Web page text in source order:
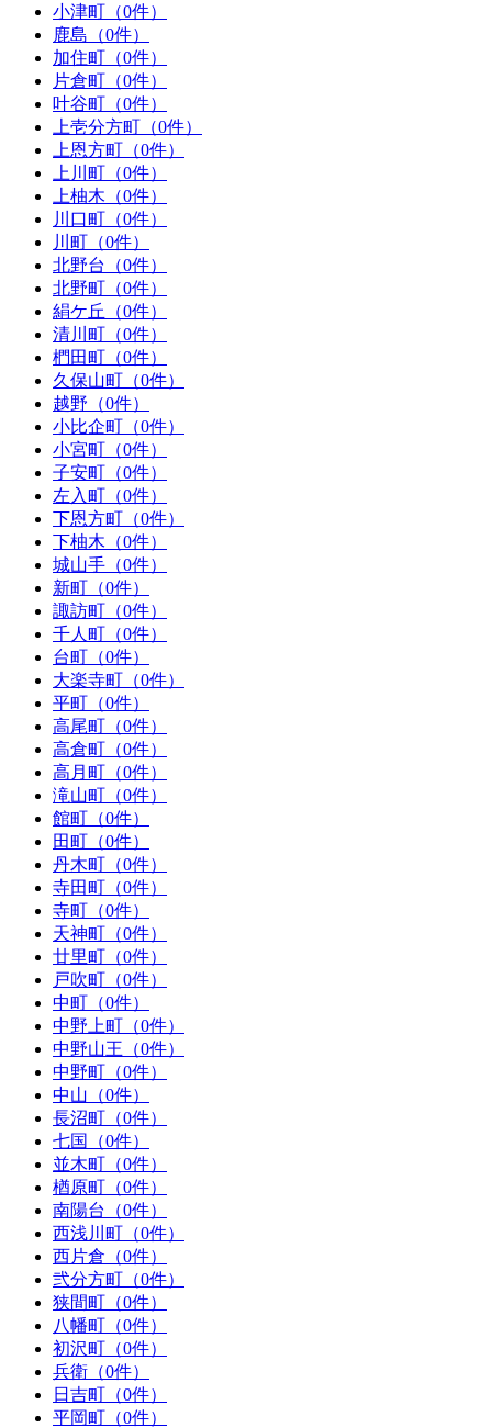
小津町（0件）
鹿島（0件）
加住町（0件）
片倉町（0件）
叶谷町（0件）
上壱分方町（0件）
上恩方町（0件）
上川町（0件）
上柚木（0件）
川口町（0件）
川町（0件）
北野台（0件）
北野町（0件）
絹ケ丘（0件）
清川町（0件）
椚田町（0件）
久保山町（0件）
越野（0件）
小比企町（0件）
小宮町（0件）
子安町（0件）
左入町（0件）
下恩方町（0件）
下柚木（0件）
城山手（0件）
新町（0件）
諏訪町（0件）
千人町（0件）
台町（0件）
大楽寺町（0件）
平町（0件）
高尾町（0件）
高倉町（0件）
高月町（0件）
滝山町（0件）
館町（0件）
田町（0件）
丹木町（0件）
寺田町（0件）
寺町（0件）
天神町（0件）
廿里町（0件）
戸吹町（0件）
中町（0件）
中野上町（0件）
中野山王（0件）
中野町（0件）
中山（0件）
長沼町（0件）
七国（0件）
並木町（0件）
楢原町（0件）
南陽台（0件）
西浅川町（0件）
西片倉（0件）
弐分方町（0件）
狭間町（0件）
八幡町（0件）
初沢町（0件）
兵衛（0件）
日吉町（0件）
平岡町（0件）